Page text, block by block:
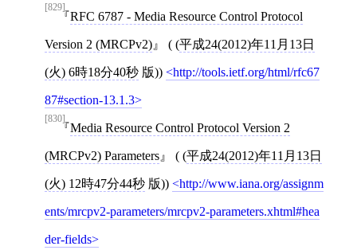
[829]
RFC 6787 - Media Resource Control Protocol
Version 2 (MRCPv2) ( (平成24(2012)年11月13日
(火) 6時18分40秒 版)) http://tools.ietf.org/html/rfc67
87#section-13.1.3
[830]
Media Resource Control Protocol Version 2
(MRCPv2) Parameters ( (平成24(2012)年11月13日
(火) 12時47分44秒 版)) http://www.iana.org/assignm
ents/mrcpv2-parameters/mrcpv2-parameters.xhtml#hea
der-fields